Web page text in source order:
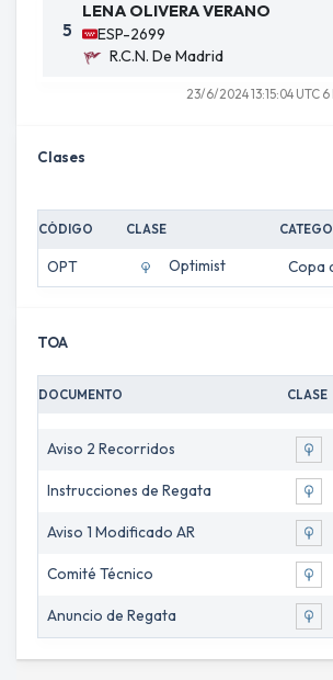
5
LENA OLIVERA VERANO
ESP-2699
R.C.N. De Madrid
23/6/2024 13:15:04 UTC
Clases
CÓDIGO CLASE
OPT Optimist
TOA
DOCUMENTO CLASE
Aviso 2 Recorridos
Instrucciones de Regata
Aviso 1 Modificado AR
Comité Técnico
Anuncio de Regata